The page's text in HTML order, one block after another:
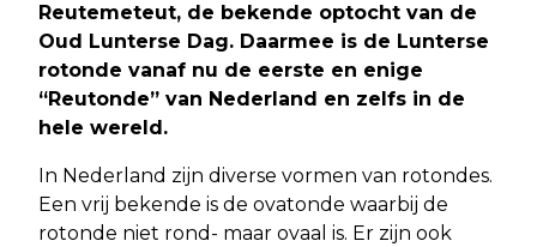
Reutemeteut, de bekende optocht van de
Oud Lunterse Dag. Daarmee is de Lunterse
rotonde vanaf nu de eerste en enige
“Reutonde” van Nederland en zelfs in de
hele wereld.
In Nederland zijn diverse vormen van rotondes.
Een vrij bekende is de ovatonde waarbij de
rotonde niet rond- maar ovaal is. Er zijn ook